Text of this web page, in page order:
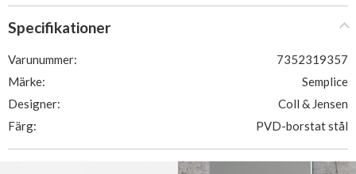
Specifikationer
Varunummer:
7352319357
Märke:
Semplice
Designer:
Coll & Jensen
Färg:
PVD-borstat stål